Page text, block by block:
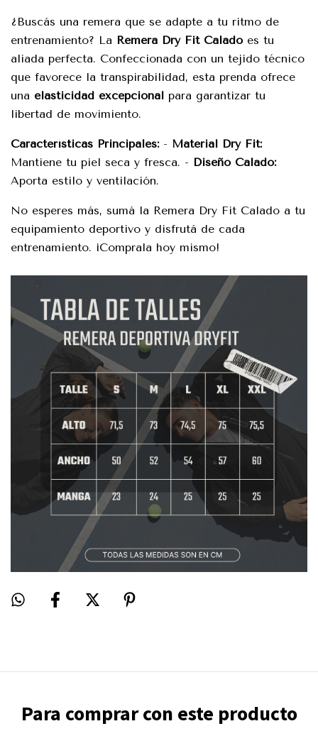
¿Buscás una remera que se adapte a tu ritmo de
entrenamiento? La Remera Dry Fit Caladoes tu
aliada perfecta. Confeccionada con un tejido técnico
que favorece la transpirabilidad, esta prenda ofrece
una elasticidad excepcional para garantizar tu
libertad de movimiento.
Características Principales:- Material Dry Fit:
Mantiene tu piel seca y fresca. - Diseño Calado:
Aporta estilo y ventilación.
No esperes más, sumá la Remera Dry Fit Calado a tu
equipamiento deportivo y disfrutá de cada
entrenamiento. ¡Comprala hoy mismo!
Para comprar con este producto